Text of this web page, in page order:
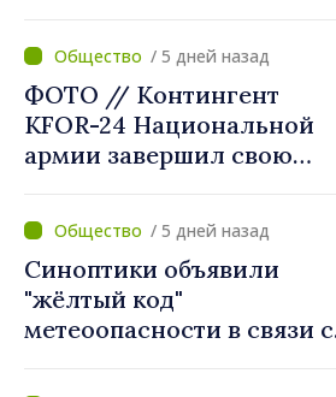
приветствует смелые
решения местных властей:
«Вы поставили интересы
людей на первое место»
/ 5 дней назад
ФОТО // Контингент
KFOR-24 Национальной
армии завершил свою
/ 5 дней назад
Синоптики объявили
"жёлтый код"
метеоопасности в связи с
поднимется до 36°C